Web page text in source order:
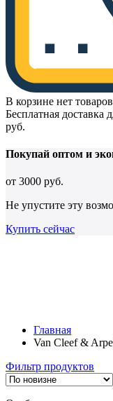
В корзине нет
Бесплатная доставка
руб.
Покупай оптом и
от 3000 руб.
Не упустите эту
Купить сейчас
Главная
Van Cleef &
Фильтр продуктов